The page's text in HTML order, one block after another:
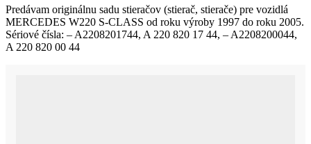
Predávam originálnu sadu stieračov (stierač, stierače) pre vozidlá
MERCEDES W220 S-CLASS od roku výroby 1997 do roku 2005.
Sériové čísla: – A2208201744, A 220 820 17 44, – A2208200044,
A 220 820 00 44